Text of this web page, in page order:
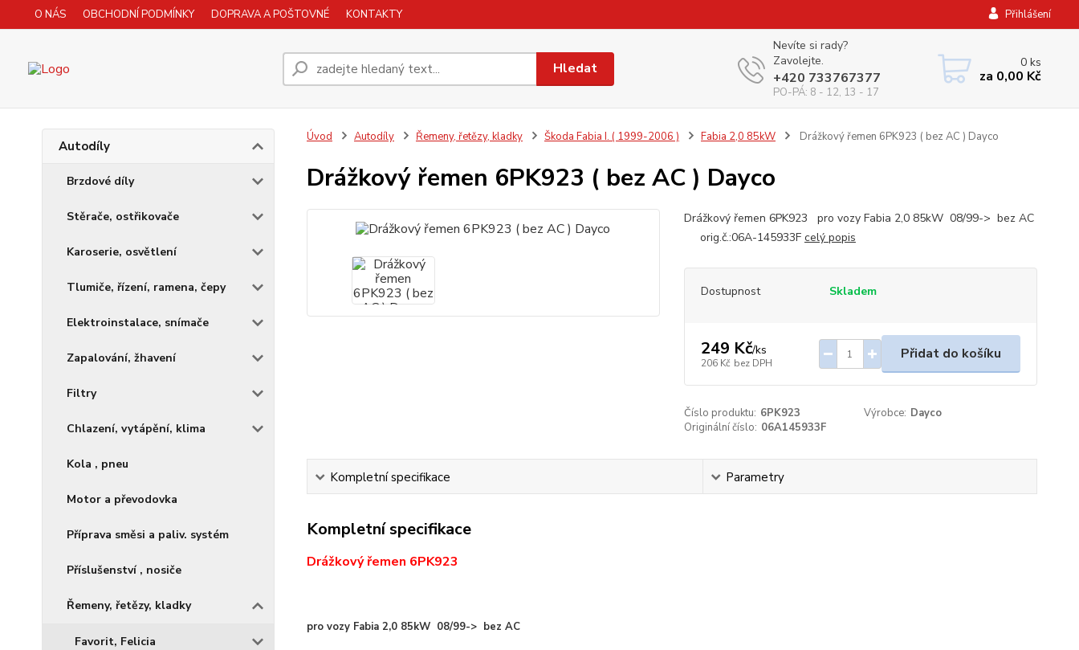
O NÁS OBCHODNÍ PODMÍNKY DOPRAVA A POŠTOVNÉ KONTAKTY Přihlášení
Hledat
Nevíte si rady?
Zavolejte.
+420 733767377
PO-PÁ: 8 - 12, 13 - 17
0 ks
za 0,00 Kč
Autodíly
Brzdové díly
Stěrače, ostřikovače
Karoserie, osvětlení
Tlumiče, řízení, ramena, čepy
Elektroinstalace, snímače
Zapalování, žhavení
Filtry
Chlazení, vytápění, klima
Kola , pneu
Motor a převodovka
Příprava směsi a paliv. systém
Příslušenství , nosiče
Řemeny, řetězy, kladky
Favorit, Felicia
Úvod Autodíly Řemeny, řetězy, kladky Škoda Fabia I. ( 1999-2006 ) Fabia 2,0 85kW Drážkový řemen 6PK923 ( bez AC ) Dayco
Drážkový řemen 6PK923 ( bez AC ) Dayco
Drážkový řemen 6PK923 pro vozy Fabia 2,0 85kW 08/99-> bez AC
orig.č.:06A-145933F celý popis
Dostupnost Skladem
249 Kč/ks
206 Kč bez DPH
Přidat do košíku
Číslo produktu: 6PK923 Výrobce: Dayco
Originální číslo: 06A145933F
Kompletní specifikace Parametry
Kompletní specifikace
Drážkový řemen 6PK923
pro vozy Fabia 2,0 85kW 08/99-> bez AC